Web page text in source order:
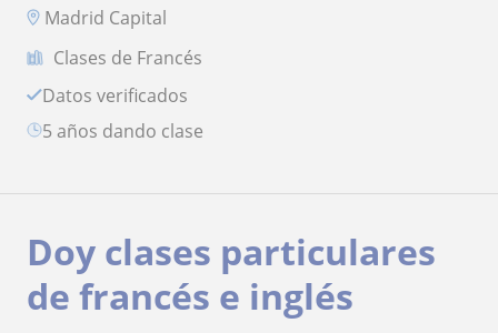
Madrid Capital
Clases de Francés
Datos verificados
5 años dando clase
Doy clases particulares
de francés e inglés